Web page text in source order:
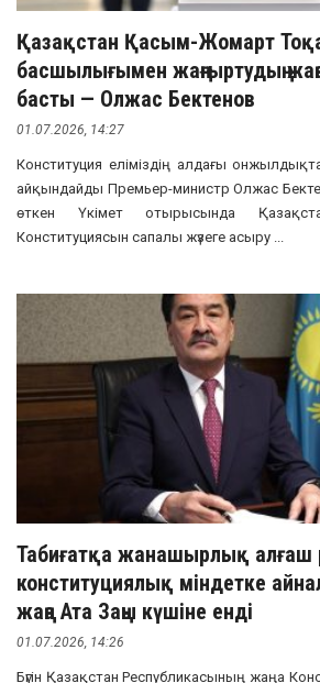
Қазақстан Қасым-Жомарт
басшылығымен жаңғыртудың
басты — Олжас Бектенов
01.07.2026, 14:27
Конституция еліміздің алдағы
айқындайды Премьер-министр Олжас
өткен Үкімет отырысында
Конституциясын сапалы жүзеге асыру ...
Табиғатқа жанашырлық алғаш
конституциялық міндетке
жаңа Ата Заңы күшіне енді
01.07.2026, 14:26
Бүгін Қазақстан Республикасының жаңа